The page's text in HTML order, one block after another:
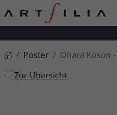
Poster
Ohara Koson
Zur Übersicht